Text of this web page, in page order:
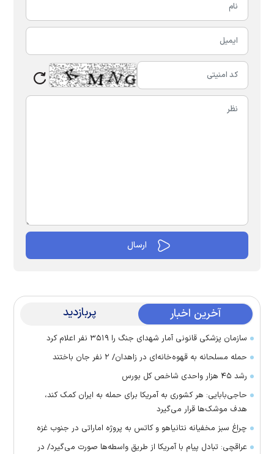
آخرین اخبار پربازدید
سازمان پزشکی قانونی آمار شهدای جنگ را ۳۵۱۹ نفر اعلام کرد
حمله مسلحانه به قهوه‌خانه‌ای در زاهدان/ ۲ نفر جان باختند
رشد ۴۵ هزار واحدی شاخص کل بورس
حاجی‌بابایی: هر کشوری به آمریکا برای حمله به ایران کمک کند،
هدف موشک‌ها قرار می‌گیرد
چراغ سبز مخفیانه نتانیاهو و کاتس به پروژه اماراتی در جنوب غزه
عراقچی: تبادل پیام با آمریکا از طریق واسطه‌ها صورت می‌گیرد/ در